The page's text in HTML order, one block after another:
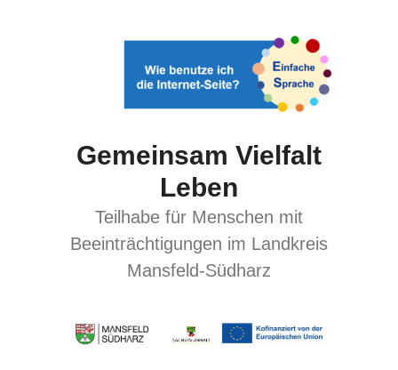
Gemeinsam Vielfalt
Leben
Teilhabe für Menschen mit
Beeinträchtigungen im Landkreis
Mansfeld-Südharz